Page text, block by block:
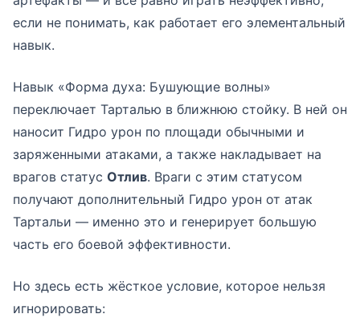
если не понимать, как работает его элементальный
навык.
Навык «Форма духа: Бушующие волны»
переключает Тарталью в ближнюю стойку. В ней он
наносит Гидро урон по площади обычными и
заряженными атаками, а также накладывает на
врагов статус Отлив. Враги с этим статусом
получают дополнительный Гидро урон от атак
Тартальи — именно это и генерирует большую
часть его боевой эффективности.
Но здесь есть жёсткое условие, которое нельзя
игнорировать: